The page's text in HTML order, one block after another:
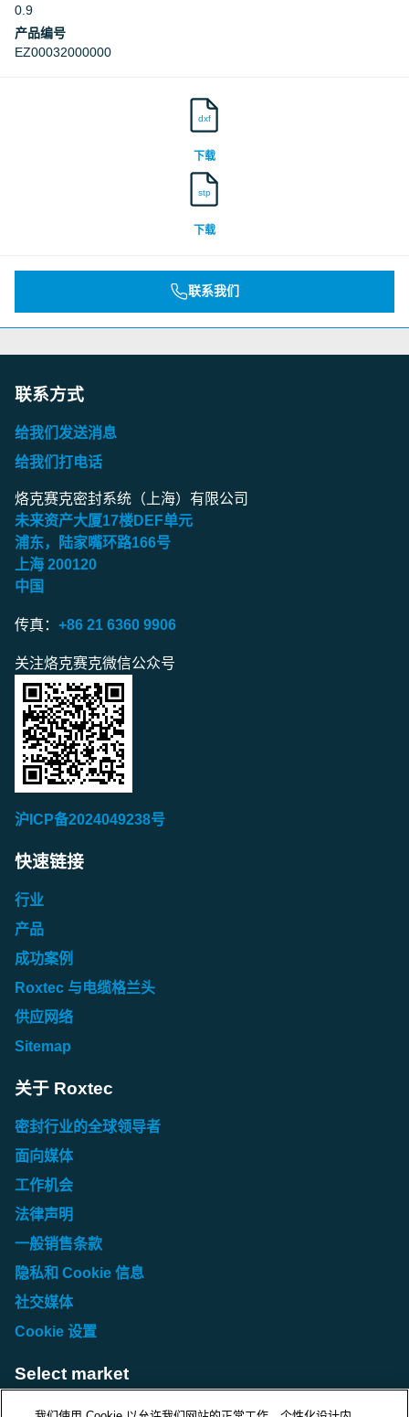
0.9
产品编号
EZ00032000000
dxf
下载
stp
下载
联系我们
联系方式
给我们发送消息
给我们打电话
烙克赛克密封系统（上海）有限公司
未来资产大厦17楼DEF单元
浦东，陆家嘴环路166号
上海 200120
中国
传真： +86 21 6360 9906
关注烙克赛克微信公众号
沪ICP备2024049238号
快速链接
行业
产品
成功案例
Roxtec 与电缆格兰头
供应网络
Sitemap
关于 Roxtec
密封行业的全球领导者
面向媒体
工作机会
法律声明
一般销售条款
隐私和 Cookie 信息
社交媒体
Cookie 设置
Select market
Choose local site